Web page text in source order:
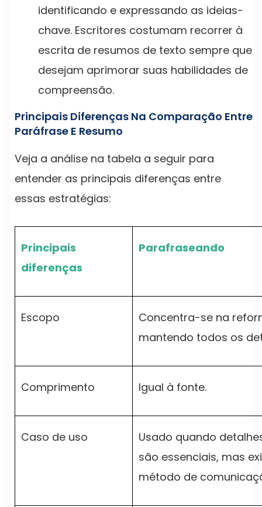
identificando e expressando as ideias-
chave. Escritores costumam recorrer à
escrita de resumos de texto sempre que
desejam aprimorar suas habilidades de
compreensão.
Principais Diferenças Na Comparação Entre
Paráfrase E Resumo
Veja a análise na tabela a seguir para
entender as principais diferenças entre
essas estratégias:
Principais
diferenças
Parafraseando
Escopo
Concentra-se na
mantendo todos os
Comprimento Igual à fonte.
Caso de uso
Usado quando
são essenciais, mas
método de